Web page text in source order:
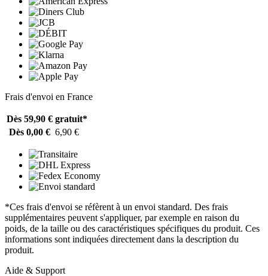
Frais d'envoi en France
Dès 59,90 € gratuit*
Dès 0,00 € 6,90 €
*Ces frais d'envoi se réfèrent à un envoi standard. Des frais
supplémentaires peuvent s'appliquer, par exemple en raison du
poids, de la taille ou des caractéristiques spécifiques du produit. Ces
informations sont indiquées directement dans la description du
produit.
Aide & Support